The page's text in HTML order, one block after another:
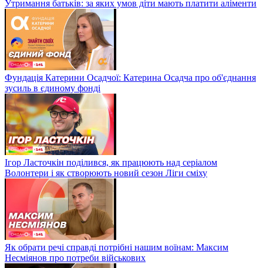
Утримання батьків: за яких умов діти мають платити аліменти
Фундація Катерини Осадчої: Катерина Осадча про об'єднання
зусиль в єдиному фонді
Ігор Ласточкін поділився, як працюють над серіалом
Волонтери і як створюють новий сезон Ліги сміху
Як обрати речі справді потрібні нашим воїнам: Максим
Несміянов про потреби військових